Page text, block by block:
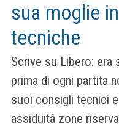
sua moglie
tecniche
Scrive su Libero: era
prima di ogni partita
suoi consigli tecnici
assiduità zone